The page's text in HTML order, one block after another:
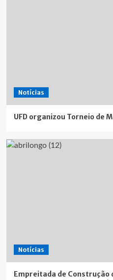
Notícias
UFD organizou Torneio de
Notícias
Empreitada de Construção